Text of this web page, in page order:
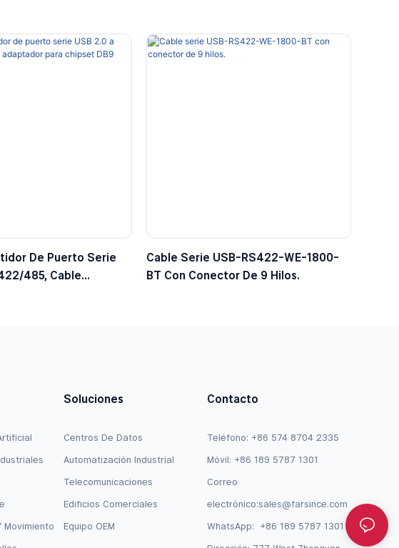
De Puerto Serie
485, Cable
Cable Serie USB-RS422-WE-1800-
BT Con Conector De 9 Hilos.
Movimiento
Soluciones
Centros De Datos
Automatización Industrial
Telecomunicaciones
Edificios Comerciales
Equipo OEM
Contacto
Teléfono: +86 574 8704 2335
Móvil: +86 189 5787 1301
Correo
electrónico:sales@farsince.com
WhatsApp: +86 189 5787 1301